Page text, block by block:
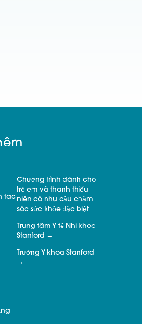
tác
Chương trình dành cho
trẻ em và thanh thiếu
niên có nhu cầu chăm
sóc sức khỏe đặc biệt
Trung tâm Y tế Nhi khoa
Stanford
Trường Y khoa Stanford